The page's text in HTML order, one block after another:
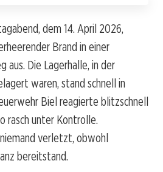
dem 14. April 2026,
Brand in einer
aus. Die Lagerhalle, in der
waren, stand schnell in
Biel reagierte blitzschnell
rasch unter Kontrolle.
verletzt, obwohl
bereitstand.